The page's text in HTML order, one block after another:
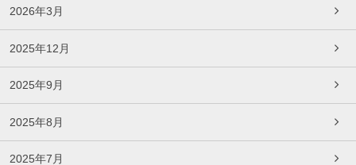
2026年3月
2025年12月
2025年9月
2025年8月
2025年7月